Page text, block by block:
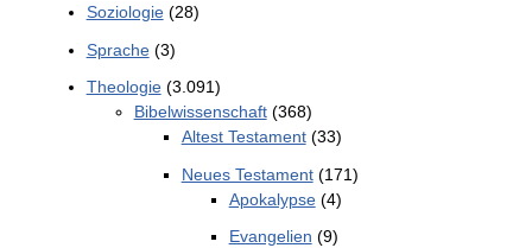
Soziologie(28)
Sprache(3)
Theologie(3.091)
Bibelwissenschaft(368)
Altest Testament(33)
Neues Testament(171)
Apokalypse(4)
Evangelien (9)